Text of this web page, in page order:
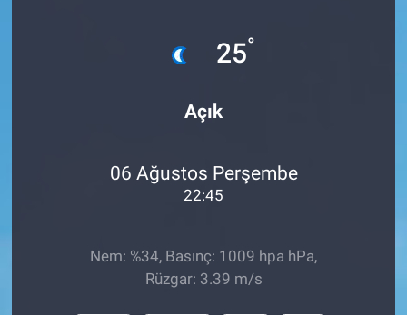
25°
Açık
06 Ağustos Perşembe
22:45
Nem: %34, Basınç: 1009 hpa hPa,
Rüzgar: 3.39 m/s